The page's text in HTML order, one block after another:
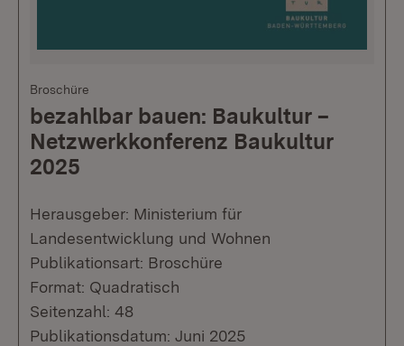
Broschüre
bezahlbar bauen: Baukultur –
Netzwerkkonferenz Baukultur
2025
Herausgeber: Ministerium für
Landesentwicklung und Wohnen
Publikationsart: Broschüre
Format: Quadratisch
Seitenzahl: 48
Publikationsdatum: Juni 2025